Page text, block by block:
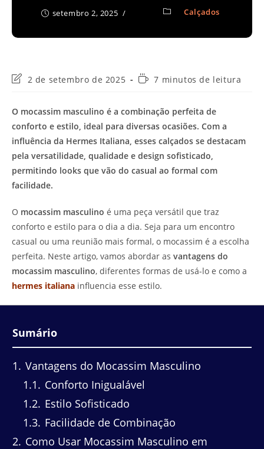
setembro 2, 2025 Calçados
Última
post:
2 de setembro de 2025
Tempo7 minutos de leitura
O mocassim masculino é a combinação perfeita de
conforto e estilo, ideal para diversas ocasiões. Com a
influência da Hermes Italiana, esses calçados se destacam
pela versatilidade, qualidade e design sofisticado,
permitindo looks que vão do casual ao formal com
facilidade.
O mocassim masculino é uma peça versátil que traz
conforto e estilo para o dia a dia. Seja para um encontro
casual ou uma reunião mais formal, o mocassim é a escolha
perfeita. Neste artigo, vamos abordar as vantagens do
mocassim masculino, diferentes formas de usá-lo e como a
hermes italiana influencia esse estilo.
Sumário
1
Vantagens do Mocassim Masculino
1.1
Conforto Inigualável
1.2 Estilo Sofisticado
1.3 Facilidade de Combinação
2 Como Usar Mocassim Masculino em